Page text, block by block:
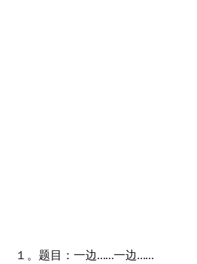
１。题目：一边……一边……